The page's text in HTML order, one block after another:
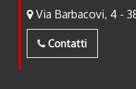
Via Barbacovi, 4 -
Contatti